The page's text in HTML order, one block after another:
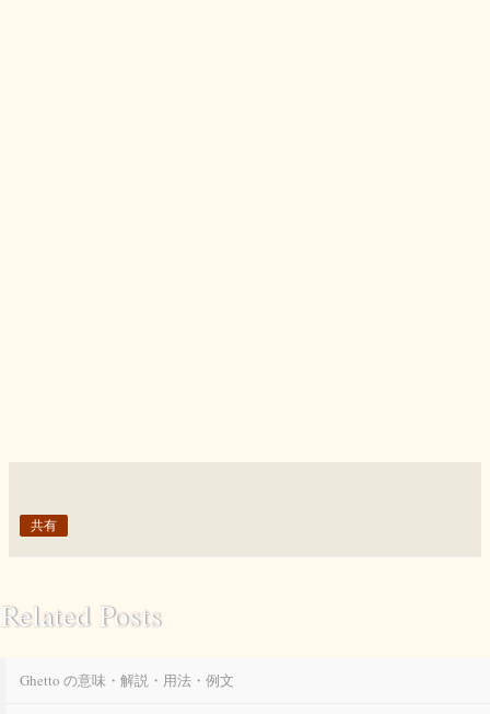
共有
Related Posts
Ghetto の意味・解説・用法・例文